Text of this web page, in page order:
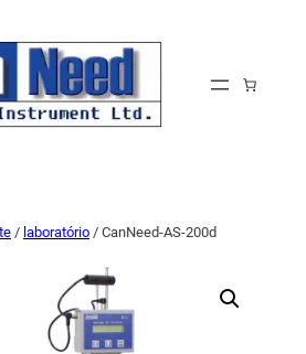
/ laboratório / CanNeed-AS-200d